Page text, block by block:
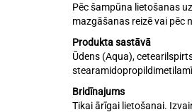
Pēc šampūna lietošanas
mazgāšanas reizē vai pēc
Produkta sastāvā
Ūdens (Aqua),
Bridīnajums
Tikai ārīgai lietošanai.